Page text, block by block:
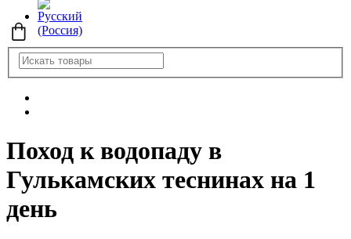
Поход к водопаду в
Гулькамских теснинах на 1
день